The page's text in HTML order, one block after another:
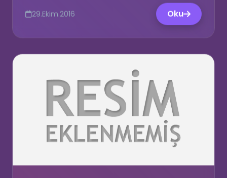
⭐
29.Ekim.2016 Oku